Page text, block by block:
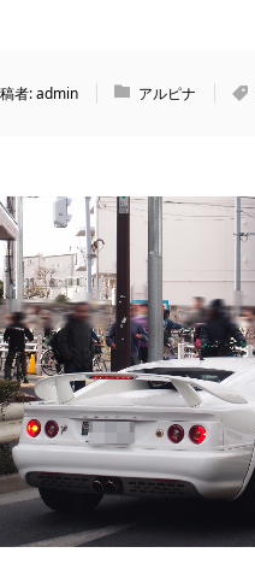
者:admin アルピナ